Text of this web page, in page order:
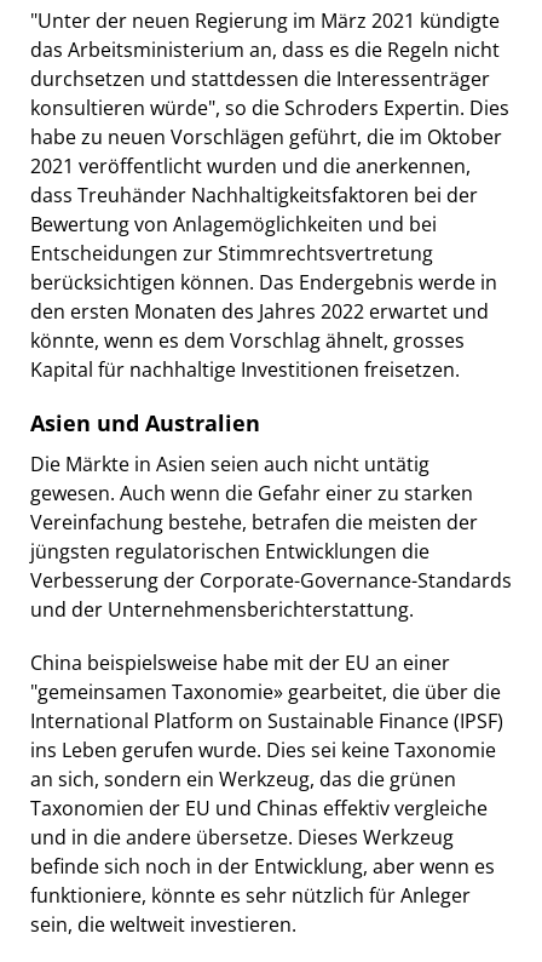
"Unter der neuen Regierung im März 2021 kündigte
das Arbeitsministerium an, dass es die Regeln nicht
durchsetzen und stattdessen die Interessenträger
konsultieren würde", so die Schroders Expertin. Dies
habe zu neuen Vorschlägen geführt, die im Oktober
2021 veröffentlicht wurden und die anerkennen,
dass Treuhänder Nachhaltigkeitsfaktoren bei der
Bewertung von Anlagemöglichkeiten und bei
Entscheidungen zur Stimmrechtsvertretung
berücksichtigen können. Das Endergebnis werde in
den ersten Monaten des Jahres 2022 erwartet und
könnte, wenn es dem Vorschlag ähnelt, grosses
Kapital für nachhaltige Investitionen freisetzen.
Asien und Australien
Die Märkte in Asien seien auch nicht untätig
gewesen. Auch wenn die Gefahr einer zu starken
Vereinfachung bestehe, betrafen die meisten der
jüngsten regulatorischen Entwicklungen die
Verbesserung der Corporate-Governance-Standards
und der Unternehmensberichterstattung.
China beispielsweise habe mit der EU an einer
"gemeinsamen Taxonomie» gearbeitet, die über die
International Platform on Sustainable Finance (IPSF)
ins Leben gerufen wurde. Dies sei keine Taxonomie
an sich, sondern ein Werkzeug, das die grünen
Taxonomien der EU und Chinas effektiv vergleiche
und in die andere übersetze. Dieses Werkzeug
befinde sich noch in der Entwicklung, aber wenn es
funktioniere, könnte es sehr nützlich für Anleger
sein, die weltweit investieren.